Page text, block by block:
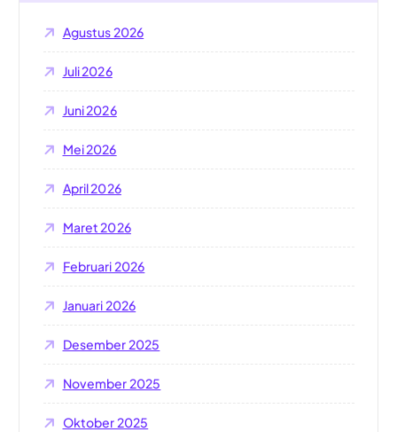
k
Agustus 2026
Juli 2026
Juni 2026
Mei 2026
April 2026
Maret 2026
Februari 2026
Januari 2026
Desember 2025
November 2025
Oktober 2025